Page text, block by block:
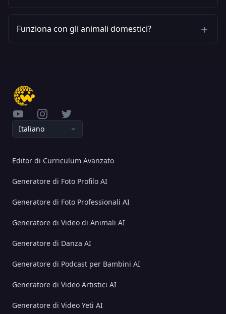
Funziona con gli animali domestici?
YouTubeInstagramTwitter
Italiano
Editor di Curriculum Avanzato
Generatore di Foto Profilo AI
Generatore di Foto Professionali AI
Generatore di Video di Animali AI
Generatore di Danza AI
Generatore di Podcast per Bambini AI
Generatore di Video Artistici AI
Generatore di Video Yeti AI